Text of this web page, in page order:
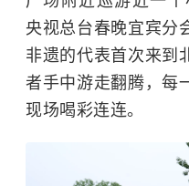
央视总台春晚宜宾分
非遗的代表首次来到
者手中游走翻腾，每
现场喝彩连连。